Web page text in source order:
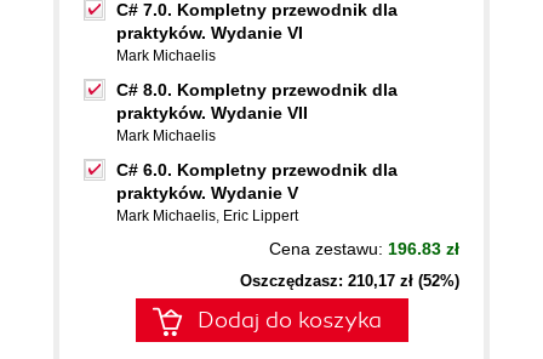
C# 7.0. Kompletny przewodnik dla
praktyków. Wydanie VI
Mark Michaelis
C# 8.0. Kompletny przewodnik dla
praktyków. Wydanie VII
Mark Michaelis
C# 6.0. Kompletny przewodnik dla
praktyków. Wydanie V
Mark Michaelis, Eric Lippert
Cena zestawu: 196.83 zł
Oszczędzasz: 210,17 zł (52%)
Dodaj do koszyka